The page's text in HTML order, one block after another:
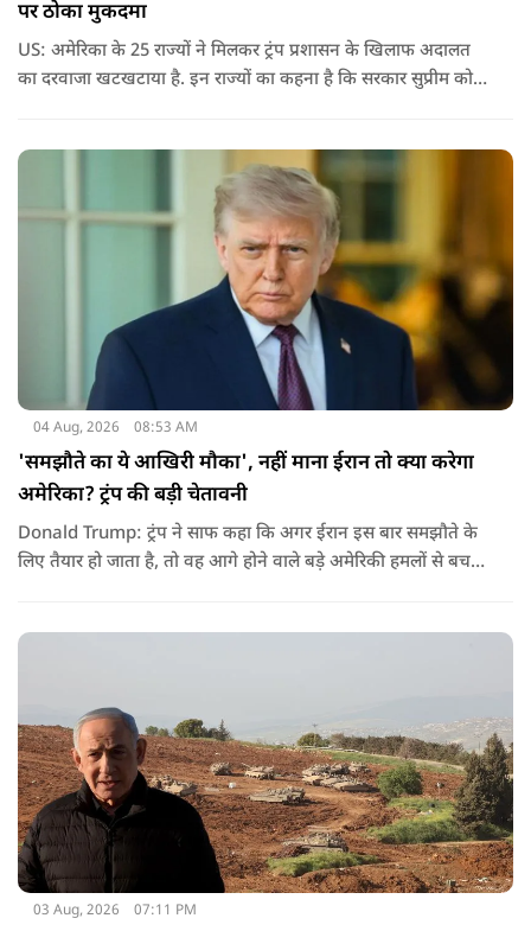
पर ठोका मुकदमा
US: अमेरिका के 25 राज्यों ने मिलकर ट्रंप प्रशासन के खिलाफ अदालत
का दरवाजा खटखटाया है. इन राज्यों का कहना है कि सरकार सुप्रीम कोर्ट
04 Aug, 2026 08:53 AM
'समझौते का ये आखिरी मौका', नहीं माना ईरान तो क्या करेगा
अमेरिका? ट्रंप की बड़ी चेतावनी
Donald Trump: ट्रंप ने साफ कहा कि अगर ईरान इस बार समझौते के
लिए तैयार हो जाता है, तो वह आगे होने वाले बड़े अमेरिकी हमलों से बच
03 Aug, 2026 07:11 PM